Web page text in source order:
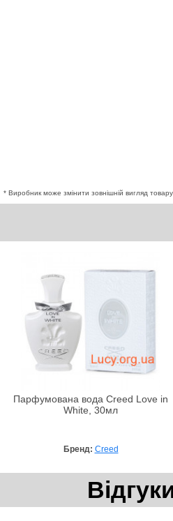
* Виробник може змінити зовнішній вигляд
Парфумована вода Creed Love in
White, 30мл
Бренд: Creed